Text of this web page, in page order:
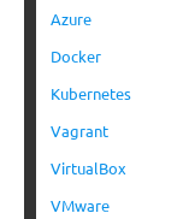
Azure
Docker
Kubernetes
Vagrant
VirtualBox
VMware